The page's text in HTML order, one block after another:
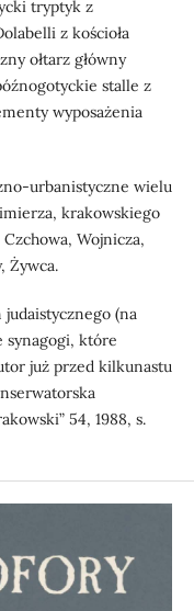
tryptyk z
z kościoła
ołtarz główny
stalle z
wyposażenia
urbanistyczne wielu
krakowskiego
Wojnicza,
Żywca.
(na
synagogi, które
już przed kilkunastu
54, 1988, s.